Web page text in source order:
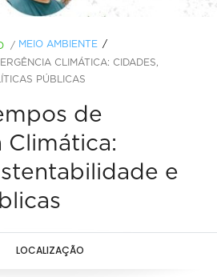
/ MEIO AMBIENTE
CLIMÁTICA: CIDADES,
PÚBLICAS
de
Climática:
e
LOCALIZAÇÃO